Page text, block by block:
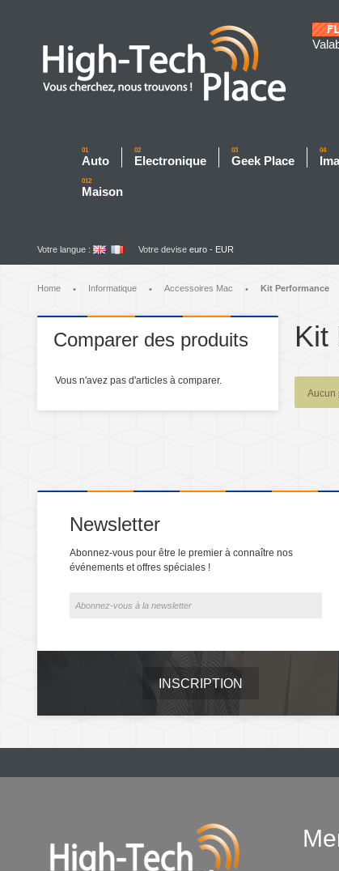
01
Auto
02
Electronique
03
Geek Place
04
012
Maison
Votre langue : Votre devise euro - EUR
Home • Informatique • Accessoires Mac • Kit Performance
Kit
Aucun
Comparer des produits
Vous n'avez pas d'articles à comparer.
Newsletter
Abonnez-vous pour être le premier à connaître nos
événements et offres spéciales !
INSCRIPTION